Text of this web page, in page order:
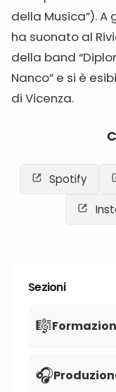
della Musica”). A
ha suonato al
della band
Nanco” e si è
di Vicenza.
Spotify
Sezioni
🎼
🎧